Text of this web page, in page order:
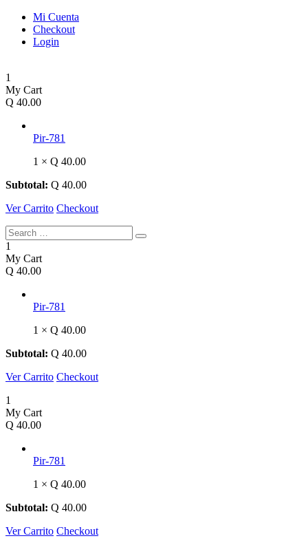
Mi Cuenta
Checkout
Login
1
My Cart
Q 40.00
Pir-781
1 × Q 40.00
Subtotal: Q 40.00
Ver Carrito Checkout
1
My Cart
Q 40.00
Pir-781
1 × Q 40.00
Subtotal: Q 40.00
Ver Carrito Checkout
1
My Cart
Q 40.00
Pir-781
1 × Q 40.00
Subtotal: Q 40.00
Ver Carrito Checkout